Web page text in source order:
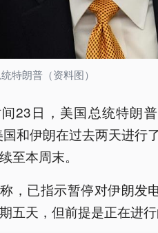
特朗普（资料图）
23日，美国总统特朗
国和伊朗在过去两天进行
至本周末。
，已指示暂停对伊朗发
五天，但前提是正在进行